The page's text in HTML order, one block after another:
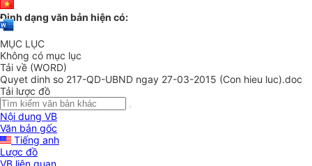
Định dạng văn bản hiện có:
MỤC LỤC
Không có mục lục
Tải về (WORD)
Quyet dinh so 217-QD-UBND ngay 27-03-2015 (Con hieu luc).doc
Tải lược đồ
Nội dung VB
Văn bản gốc
Tiếng anh
Lược đồ
VB liên quan